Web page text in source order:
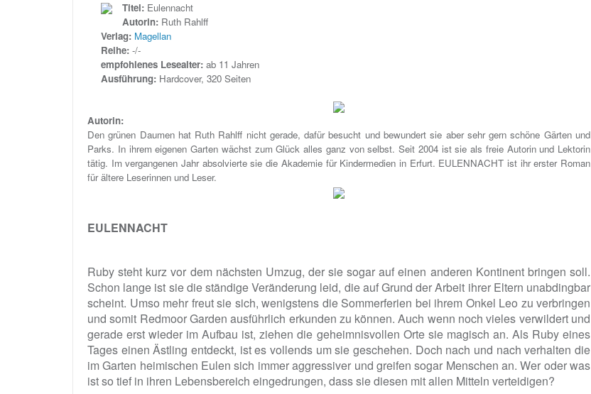
Titel: Eulennacht
Autorin: Ruth Rahlff
Verlag: Magellan
Reihe: -/-
empfohlenes Lesealter: ab 11 Jahren
Ausführung: Hardcover, 320 Seiten
Autorin:
Den grünen Daumen hat Ruth Rahlff nicht gerade, dafür besucht und bewundert sie aber sehr gern schöne Gärten und
Parks. In ihrem eigenen Garten wächst zum Glück alles ganz von selbst. Seit 2004 ist sie als freie Autorin und Lektorin
tätig. Im vergangenen Jahr absolvierte sie die Akademie für Kindermedien in Erfurt. EULENNACHT ist ihr erster Roman
für ältere Leserinnen und Leser.
EULENNACHT
Ruby steht kurz vor dem nächsten Umzug, der sie sogar auf einen anderen Kontinent bringen soll.
Schon lange ist sie die ständige Veränderung leid, die auf Grund der Arbeit ihrer Eltern unabdingbar
scheint. Umso mehr freut sie sich, wenigstens die Sommerferien bei ihrem Onkel Leo zu verbringen
und somit Redmoor Garden ausführlich erkunden zu können. Auch wenn noch vieles verwildert und
gerade erst wieder im Aufbau ist, ziehen die geheimnisvollen Orte sie magisch an. Als Ruby eines
Tages einen Ästling entdeckt, ist es vollends um sie geschehen. Doch nach und nach verhalten die
im Garten heimischen Eulen sich immer aggressiver und greifen sogar Menschen an. Wer oder was
ist so tief in ihren Lebensbereich eingedrungen, dass sie diesen mit allen Mitteln verteidigen?